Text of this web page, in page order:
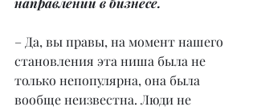
– Да, вы правы, на момент нашего
становления эта ниша была не
только непопулярна, она была
вообще неизвестна. Люди не